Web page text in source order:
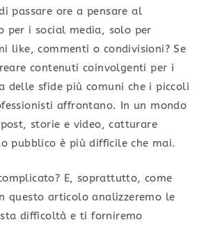
passare ore a pensare al
per i social media, solo per
like, commenti o condivisioni? Se
contenuti coinvolgenti per i
delle sfide più comuni che i piccoli
affrontano. In un mondo
storie e video, catturare
pubblico è più difficile che mai.
E, soprattutto, come
questo articolo analizzeremo le
difficoltà e ti forniremo